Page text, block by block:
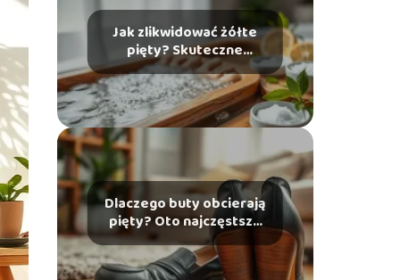
Jak zlikwidować żółte
pięty? Skuteczne
domowe sposoby na
problem
Dlaczego buty obcierają
pięty? Oto najczęstsze
przyczyny i rozwiązania